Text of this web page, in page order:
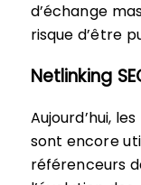
d’échange
risque d’être
Netlinking
Aujourd’hui,
sont encore
référenceurs